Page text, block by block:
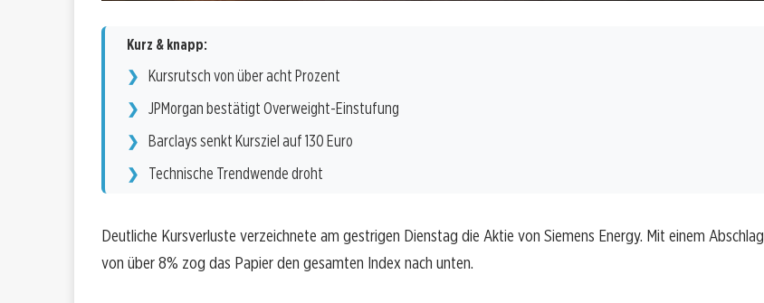
Kurz & knapp:
Kursrutsch von über acht Prozent
JPMorgan bestätigt Overweight-Einstufung
Barclays senkt Kursziel auf 130 Euro
Technische Trendwende droht
Deutliche Kursverluste verzeichnete am gestrigen Dienstag die Aktie von Siemens Energy. Mit einem Abschlag
von über 8% zog das Papier den gesamten Index nach unten.